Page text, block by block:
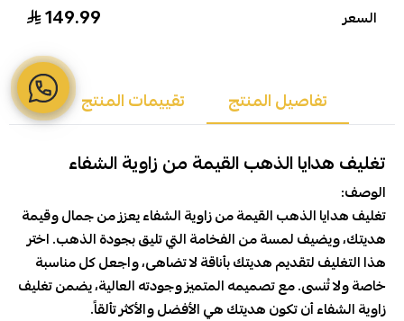
السعر 149.99
تفاصيل المنتج تقييمات المنتج
تغليف هدايا الذهب القيمة من زاوية الشفاء
الوصف:
تغليف هدايا الذهب القيمة من زاوية الشفاء يعزز من جمال وقيمة
هديتك، ويضيف لمسة من الفخامة التي تليق بجودة الذهب. اختر
هذا التغليف لتقديم هديتك بأناقة لا تضاهى، واجعل كل مناسبة
خاصة ولا تُنسى. مع تصميمه المتميز وجودته العالية، يضمن تغليف
زاوية الشفاء أن تكون هديتك هي الأفضل والأكثر تألقاً.